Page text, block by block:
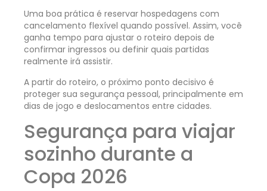
Uma boa prática é reservar hospedagens com
cancelamento flexível quando possível. Assim, você
ganha tempo para ajustar o roteiro depois de
confirmar ingressos ou definir quais partidas
realmente irá assistir.
A partir do roteiro, o próximo ponto decisivo é
proteger sua segurança pessoal, principalmente em
dias de jogo e deslocamentos entre cidades.
Segurança para viajar
sozinho durante a
Copa 2026